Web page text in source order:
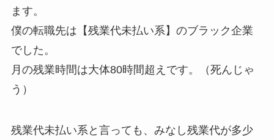
ます。
僕の転職先は【残業代未払い系】のブラック企業
でした。
月の残業時間は大体80時間超えです。（死んじゃ
う）
残業代未払い系と言っても、みなし残業代が多少